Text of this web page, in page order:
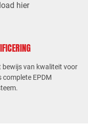
hier
bewijs van kwaliteit voor
complete EPDM